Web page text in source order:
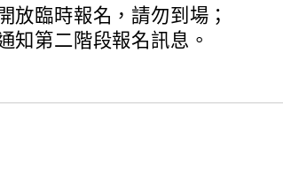
放臨時報名，請勿到場；
知第二階段報名訊息。